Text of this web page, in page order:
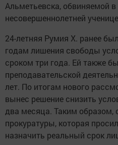
Альметьевска, обвиняемой в
несовершеннолетней
24-летняя Румия Х. ранее
годам лишения свободы
сроком три года. Ей также
преподавательской
лет. По итогам нового
вынес решение снизить
два месяца. Таким образом,
прокуратуры, которая
назначить реальный срок